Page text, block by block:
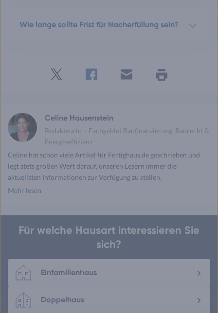
Wie lange sollte Frist für Nacherfüllung sein?
Celine Hausenstein
Redakteurin – Fachgebiet Baufinanzierung, Baurecht &
Energieeffizienz
Celine hat schon viele Artikel für Fertighaus.de geschrieben und
legt stets großen Wert darauf, unseren Lesern immer die
aktuellsten Informationen zur Verfügung zu stellen.
Mehr lesen
Für welche Hausart interessieren Sie
sich?
Einfamilienhaus
Doppelhaus